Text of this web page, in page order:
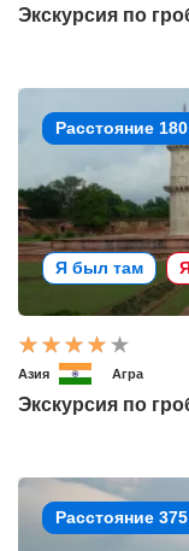
Экскурсия по
Расстояние
Я был там
Азия Агра
Экскурсия по
Расстояние